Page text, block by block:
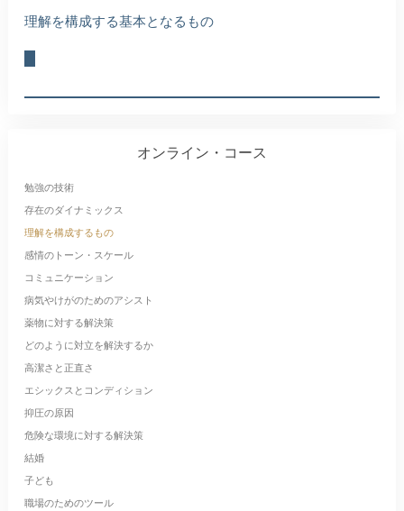
理解を構成する基本となるもの
オンライン・コース
勉強の技術
存在のダイナミックス
理解を構成するもの
感情のトーン・スケール
コミュニケーション
病気やけがのためのアシスト
薬物に対する解決策
どのように対立を解決するか
高潔さと正直さ
エシックスとコンディション
抑圧の原因
危険な環境に対する解決策
結婚
子ども
職場のためのツール